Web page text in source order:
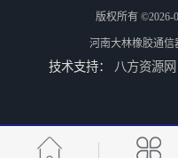
版权所有 ©2026-
河南大林橡胶通信
技术支持： 八方资源网